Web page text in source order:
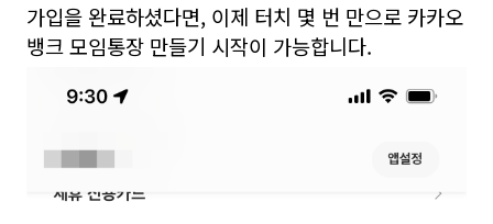
가입을 완료하셨다면, 이제 터치 몇 번 만으로 카카오
뱅크 모임통장 만들기 시작이 가능합니다.